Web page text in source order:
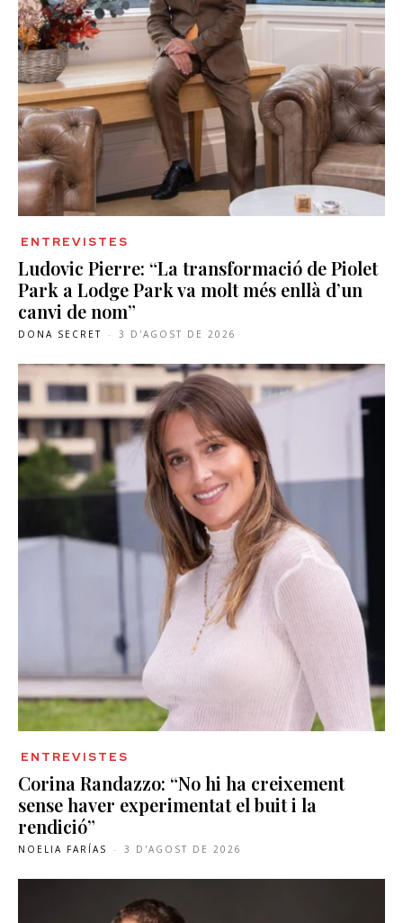
ENTREVISTES
Ludovic Pierre: “La transformació de Piolet
Park a Lodge Park va molt més enllà d’un
canvi de nom”
DONA SECRET - 3 D'AGOST DE 2026
ENTREVISTES
Corina Randazzo: “No hi ha creixement
sense haver experimentat el buit i la
rendició”
NOELIA FARÍAS - 3 D'AGOST DE 2026